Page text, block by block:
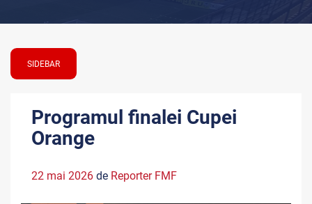
SIDEBAR
Programul finalei Cupei
Orange
22 mai 2026 de Reporter FMF